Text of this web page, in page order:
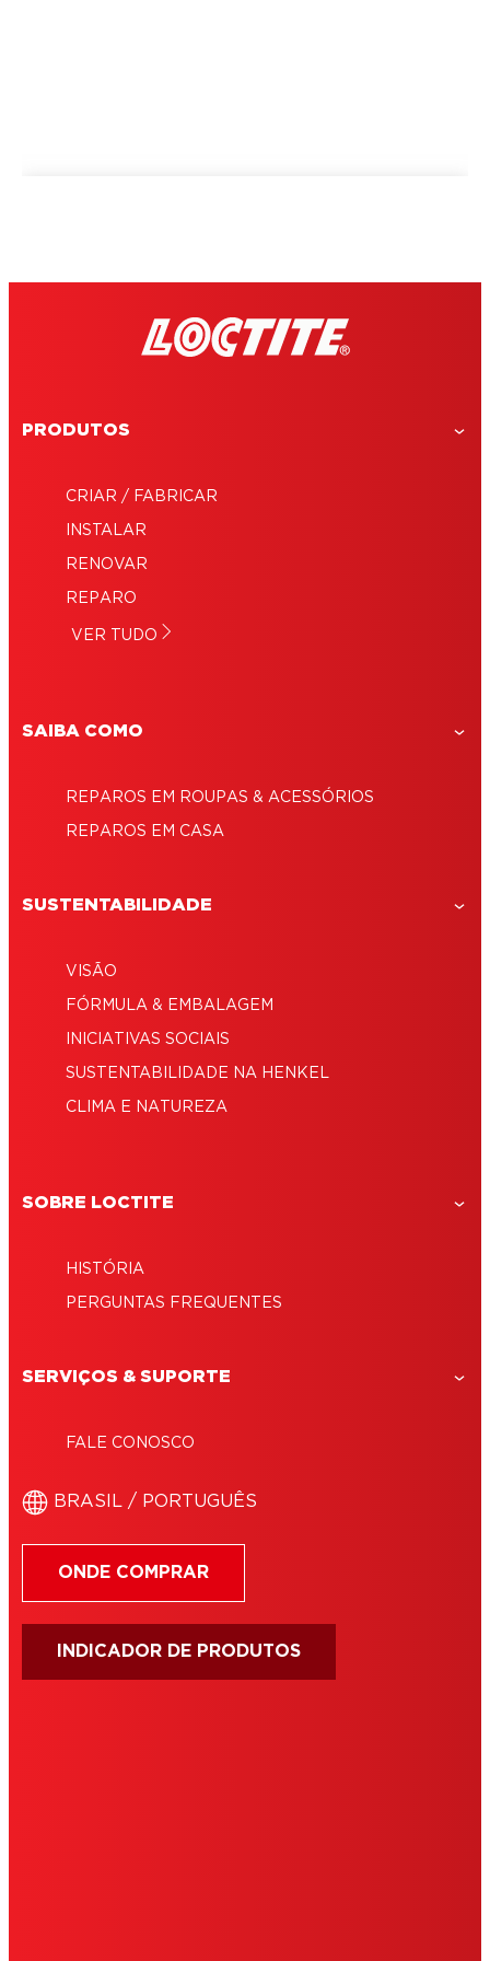
PRODUTOS
CRIAR / FABRICAR
INSTALAR
RENOVAR
REPARO
VER TUDO
SAIBA COMO
REPAROS EM ROUPAS & ACESSÓRIOS
REPAROS EM CASA
SUSTENTABILIDADE
VISÃO
FÓRMULA & EMBALAGEM
INICIATIVAS SOCIAIS
SUSTENTABILIDADE NA HENKEL
CLIMA E NATUREZA
SOBRE LOCTITE
HISTÓRIA
PERGUNTAS FREQUENTES
SERVIÇOS & SUPORTE
FALE CONOSCO
BRASIL / PORTUGUÊS
ONDE COMPRAR
INDICADOR DE PRODUTOS